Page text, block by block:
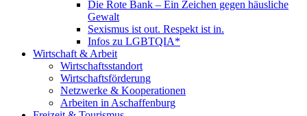
Die Rote Bank – Ein Zeichen gegen häusliche
Gewalt
Sexismus ist out. Respekt ist in.
Infos zu LGBTQIA*
Wirtschaft & Arbeit
Wirtschaftsstandort
Wirtschaftsförderung
Netzwerke & Kooperationen
Arbeiten in Aschaffenburg